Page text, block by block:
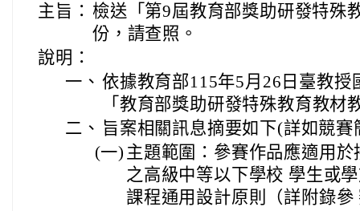
主旨： 檢送「第9屆教育部獎助研發特殊
份，請查照。
說明：
一、 依據教育部115年5月26日臺教授
「教育部獎助研發特殊教育教材
二、 旨案相關訊息摘要如下(詳如競賽
(一) 主題範圍：參賽作品應適用
之高級中等以下學校 學生或
課程通用設計原則（詳附錄